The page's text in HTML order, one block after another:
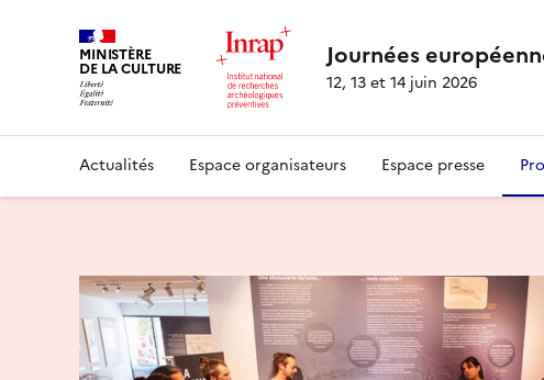
MINISTÈRE
DE LA CULTURE Journées
12, 13 et 14 juin 2026
Actualités Espace organisateurs Espace presse